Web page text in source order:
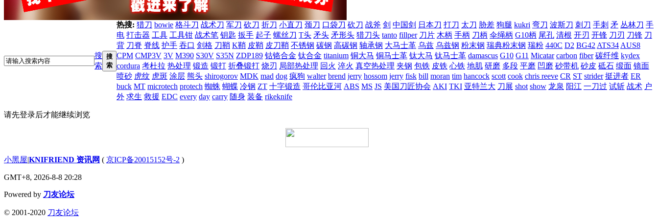
搜
索
搜
索
热搜: 猎刀 bowie 格斗刀 战术刀 军刀 砍刀 折刀 小直刀 颈刀 口袋刀 砍刀 战斧 剑 中国剑 日本刀 打刀 太刀 胁差 狗腿 kukri 弯刀 波斯刀 刺刀 手刺 矛 丛林刀 手
电 打击器 工具 工具钳 战术笔 钥匙 扳手 起子 螺丝刀 T头 矛头 矛形头 猎刀头 tanto fillper 刀片 木柄 手柄 刀柄 伞绳柄 G10柄 尾孔 清根 开刃 开锋 刀刃 刀锋 刀
背 刀脊 脊线 护手 吞口 剑格 刀鞘 K鞘 皮鞘 皮刀鞘 不锈钢 碳钢 高碳钢 轴承钢 大马士革 乌兹 乌兹钢 粉末钢 瑞典粉末钢 瑞粉 440C D2 BG42 ATS34 AUS8
CPM CMP3V 3V M390 S30V S35N ZDP189 钴铬合金 钛合金 titanium 铜大马 铜马士革 钛大马 钛马士革 damascus G10 G11 Micatar carbon fiber 碳纤维 kydex
cordura 考杜拉 热处理 锻造 锻打 折叠锻打 烧刃 局部热处理 回火 淬火 真空热处理 夹钢 包铁 皮铁 心铁 地肌 研磨 多段 平磨 凹磨 砂带机 砂皮 砥石 缎面 镜面
喷砂 虎纹 虎斑 涂层 熊头 shirogorov MDK mad dog 疯狗 walter brend jerry hossom jerry fisk bill moran tim hancock scott cook chris reeve CR ST strider 挺进者 ER
buck MT microtech protech 蜘蛛 蝴蝶 冷钢 ZT 十字锻造 哥伦比亚河 ABS MS JS 美国刀匠协会 AKI TKI 亚特兰大 刀展 shot show 龙泉 阳江 一刀过 试斩 战术 户
外 求生 救援 EDC every day carry 随身 装备 rikeknife
请先登录后才能继续浏览
小黑屋|KNIFRIEND 资讯网 ( 京ICP备20015152号-2 )
GMT+8, 2026-8-8 20:28
Powered by 刀友论坛
© 2001-2020 刀友论坛